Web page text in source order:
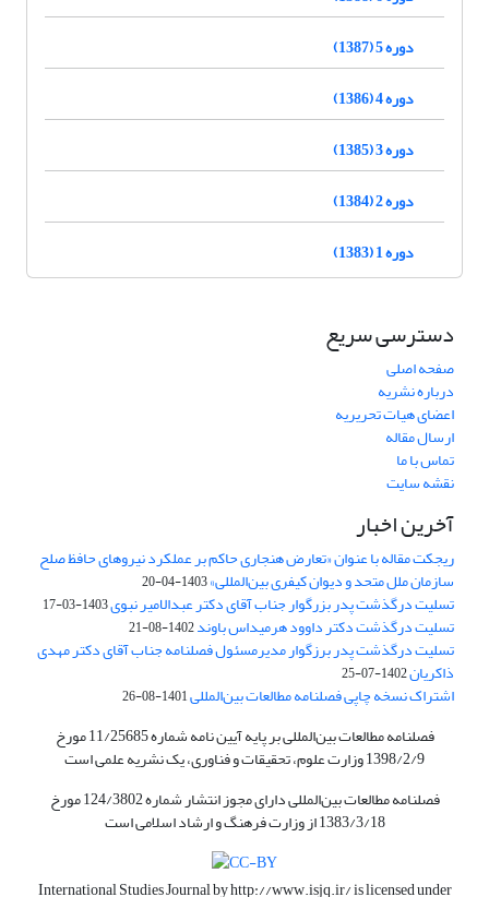
دوره 5 (1387)
دوره 4 (1386)
دوره 3 (1385)
دوره 2 (1384)
دوره 1 (1383)
دسترسی سریع
صفحه اصلی
درباره نشریه
اعضای هیات تحریریه
ارسال مقاله
تماس با ما
نقشه سایت
آخرین اخبار
ریجکت مقاله با عنوان «تعارض هنجاری حاکم بر عملکرد نیروهای حافظ صلح
سازمان ملل متحد و دیوان کیفری بین‌المللی»1403-04-20
تسلیت درگذشت پدر بزرگوار جناب آقای دکتر عبدالامیر نبوی1403-03-17
تسلیت درگذشت دکتر داوود هرمیداس باوند1402-08-21
تسلیت درگذشت پدر برزگوار مدیرمسئول فصلنامه جناب آقای دکتر مهدی
ذاکریان1402-07-25
اشتراک نسخه چاپی فصلنامه مطالعات بین‌المللی1401-08-26
فصلنامه مطالعات بین‌المللی بر پایه آیین نامه شماره 11/25685 مورخ
1398/2/9 وزارت علوم، تحقیقات و فناوری، یک نشریه علمی است
فصلنامه مطالعات بین‌المللی دارای مجوز انتشار شماره 124/3802 مورخ
1383/3/18 از وزارت فرهنگ و ارشاد اسلامی است
International Studies Journal byhttp://www.isjq.ir/is licensed under